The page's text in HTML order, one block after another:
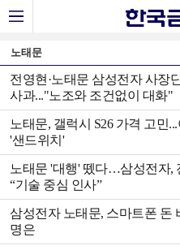
노태문
전영현·노태문 삼성전자 사장
사과..."노조와 조건없이 대화"
노태문, 갤럭시 S26 가격 고민
'샌드위치'
노태문 '대행' 뗐다…삼성전자
“기술 중심 인사”
삼성전자 노태문, 스마트폰 돈
명은